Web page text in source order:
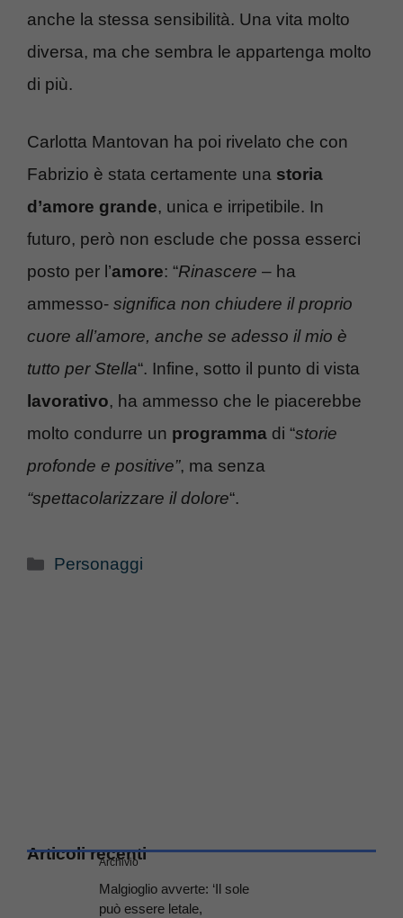
anche la stessa sensibilità. Una vita molto
diversa, ma che sembra le appartenga molto
di più.
Carlotta Mantovan ha poi rivelato che con
Fabrizio è stata certamente una storia
d’amore grande, unica e irripetibile. In
futuro, però non esclude che possa esserci
posto per l’amore: “Rinascere – ha
ammesso- significa non chiudere il proprio
cuore all’amore, anche se adesso il mio è
tutto per Stella“. Infine, sotto il punto di vista
lavorativo, ha ammesso che le piacerebbe
molto condurre un programma di “storie
profonde e positive”, ma senza
“spettacolarizzare il dolore“.
Categorie
Personaggi
Articoli recenti
Archivio
Malgioglio avverte: ‘Il sole
può essere letale,